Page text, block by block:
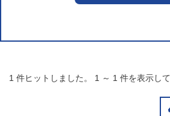
1 件ヒットしました。 1 ～ 1 件を表示して